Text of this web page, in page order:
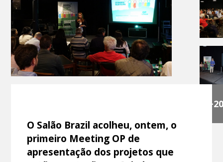
+20
O Salão Brazil acolheu, ontem, o
primeiro Meeting OP de
apresentação dos projetos que